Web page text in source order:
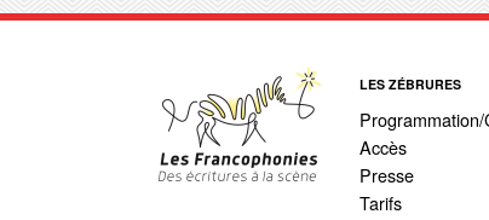
LES ZÉBRURES
Accès
Presse
Tarifs